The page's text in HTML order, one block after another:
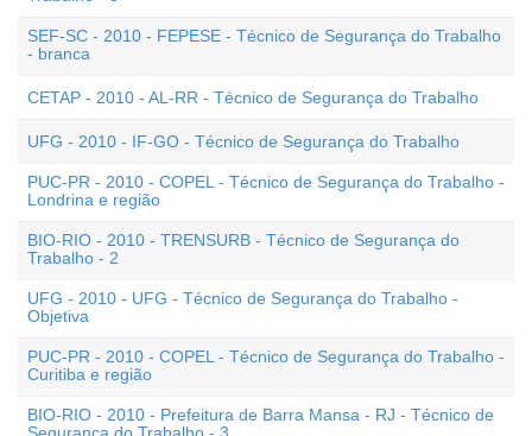
SEF-SC - 2010 - FEPESE - Técnico de Segurança do Trabalho
- branca
CETAP - 2010 - AL-RR - Técnico de Segurança do Trabalho
UFG - 2010 - IF-GO - Técnico de Segurança do Trabalho
PUC-PR - 2010 - COPEL - Técnico de Segurança do Trabalho -
Londrina e região
BIO-RIO - 2010 - TRENSURB - Técnico de Segurança do
Trabalho - 2
UFG - 2010 - UFG - Técnico de Segurança do Trabalho -
Objetiva
PUC-PR - 2010 - COPEL - Técnico de Segurança do Trabalho -
Curitiba e região
BIO-RIO - 2010 - Prefeitura de Barra Mansa - RJ - Técnico de